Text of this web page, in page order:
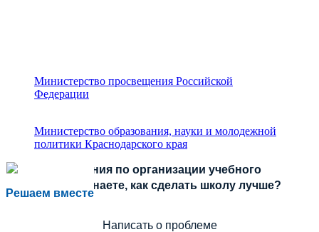
Министерство просвещения Российской
Федерации
Министерство образования, науки и молодежной
политики Краснодарского края
Решаем вместе
Есть предложения по организации учебного
процесса или знаете, как сделать школу лучше?
Написать о проблеме